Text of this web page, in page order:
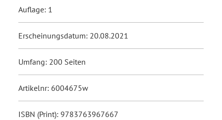
Auflage: 1
Erscheinungsdatum: 20.08.2021
Umfang: 200 Seiten
Artikelnr: 6004675w
ISBN (Print): 9783763967667